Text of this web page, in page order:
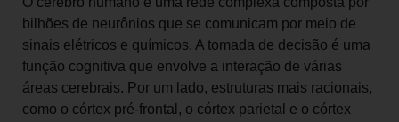
bilhões de neurônios que se comunicam por meio de
sinais elétricos e químicos. A tomada de decisão é uma
função cognitiva que envolve a interação de várias
áreas cerebrais. Por um lado, estruturas mais racionais,
como o córtex pré-frontal, o córtex parietal e o córtex